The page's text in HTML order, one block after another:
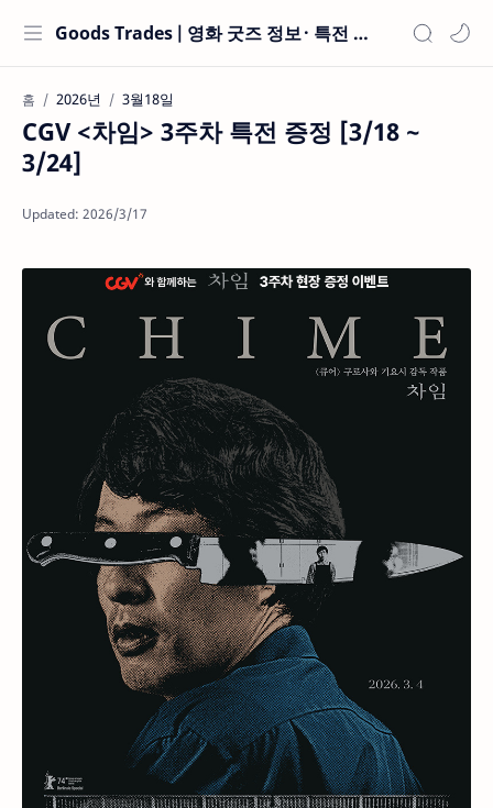
Goods Trades | 영화 굿즈 정보 · 특전 현황
홈 2026년 3월18일
CGV <차임> 3주차 특전 증정 [3/18 ~
3/24]